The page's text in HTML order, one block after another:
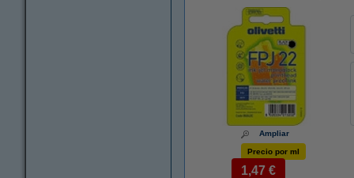
Ampliar
Precio por ml
1,47 €